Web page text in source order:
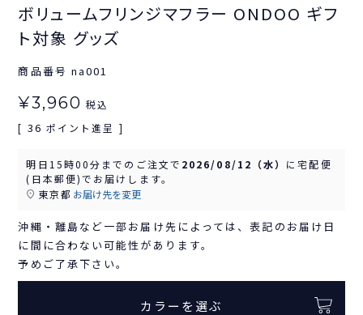
ボリュームフリンジマフラー ONDOO ギフ
ト対象 グッズ
商品番号 na001
¥3,960 税込
[ 36 ポイント進呈 ]
明日 15時00分 までのご注文で 2026/08/12（水） に宅配便
(日本郵便)でお届けします。
東京都 お届け先を変更
沖縄・離島など一部お届け先によっては、表記のお届け日
に間に合わない可能性があります。
予めご了承下さい。
カラーを選ぶ